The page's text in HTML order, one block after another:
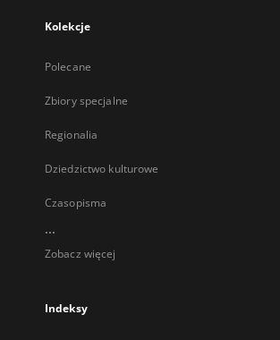
Kolekcje
Polecane
Zbiory specjalne
Regionalia
Dziedzictwo kulturowe
Czasopisma
...
Zobacz więcej
Indeksy